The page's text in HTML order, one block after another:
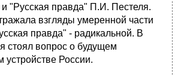
"Русская правда" П.И. Пес­теля.
взгляды умеренной части
правда" - радикальной. В
стоял вопрос о будущем
устройстве России.